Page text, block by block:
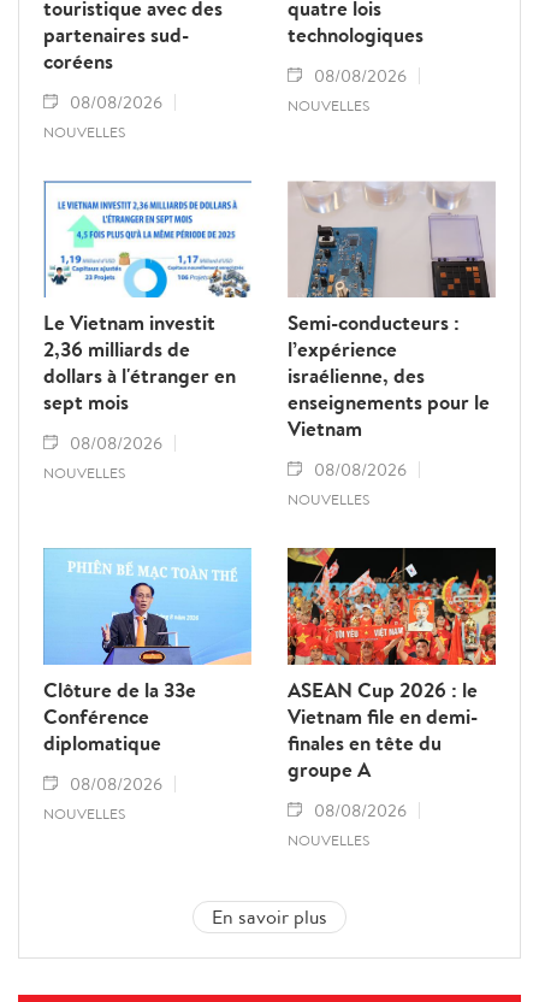
touristique avec des
partenaires sud-
coréens
08/08/2026
NOUVELLES
quatre lois
technologiques
08/08/2026
NOUVELLES
Le Vietnam investit
2,36 milliards de
dollars à l'étranger en
sept mois
08/08/2026
NOUVELLES
Semi-conducteurs :
l’expérience
israélienne, des
enseignements pour le
Vietnam
08/08/2026
NOUVELLES
Clôture de la 33e
Conférence
diplomatique
08/08/2026
NOUVELLES
ASEAN Cup 2026 : le
Vietnam file en demi-
finales en tête du
groupe A
08/08/2026
NOUVELLES
En savoir plus